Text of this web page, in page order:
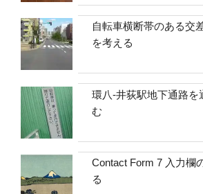
自転車横断帯のある交
を考える
環八-井荻駅地下通路を
む
Contact Form 7 入力欄
る